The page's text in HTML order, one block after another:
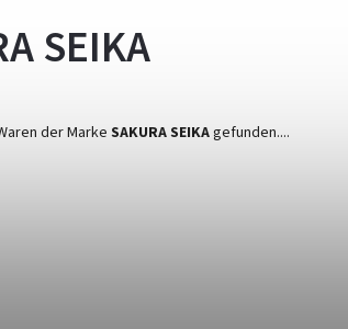
SEIKA
der Marke SAKURA SEIKAgefunden....